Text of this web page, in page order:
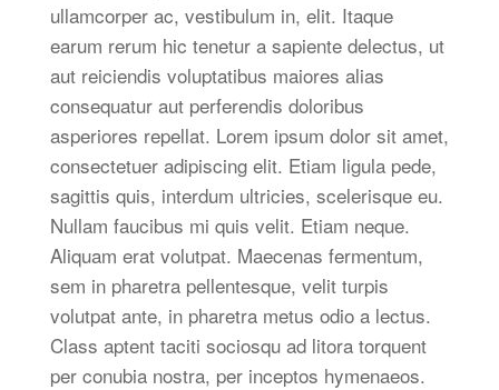
ullamcorper ac, vestibulum in, elit. Itaque
earum rerum hic tenetur a sapiente delectus, ut
aut reiciendis voluptatibus maiores alias
consequatur aut perferendis doloribus
asperiores repellat. Lorem ipsum dolor sit amet,
consectetuer adipiscing elit. Etiam ligula pede,
sagittis quis, interdum ultricies, scelerisque eu.
Nullam faucibus mi quis velit. Etiam neque.
Aliquam erat volutpat. Maecenas fermentum,
sem in pharetra pellentesque, velit turpis
volutpat ante, in pharetra metus odio a lectus.
Class aptent taciti sociosqu ad litora torquent
per conubia nostra, per inceptos hymenaeos.